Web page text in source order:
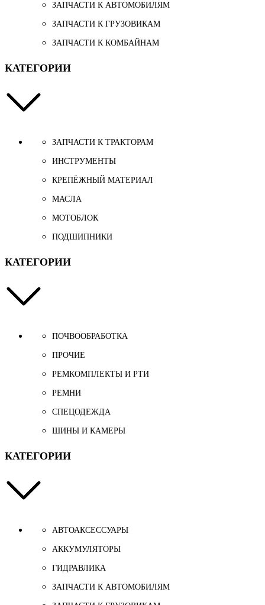
ЗАПЧАСТИ К АВТОМОБИЛЯМ
ЗАПЧАСТИ К ГРУЗОВИКАМ
ЗАПЧАСТИ К КОМБАЙНАМ
КАТЕГОРИИ
ЗАПЧАСТИ К ТРАКТОРАМ
ИНСТРУМЕНТЫ
КРЕПЁЖНЫЙ МАТЕРИАЛ
МАСЛА
МОТОБЛОК
ПОДШИПНИКИ
КАТЕГОРИИ
ПОЧВООБРАБОТКА
ПРОЧИЕ
РЕМКОМПЛЕКТЫ И РТИ
РЕМНИ
СПЕЦОДЕЖДА
ШИНЫ И КАМЕРЫ
КАТЕГОРИИ
АВТОАКСЕССУАРЫ
АККУМУЛЯТОРЫ
ГИДРАВЛИКА
ЗАПЧАСТИ К АВТОМОБИЛЯМ